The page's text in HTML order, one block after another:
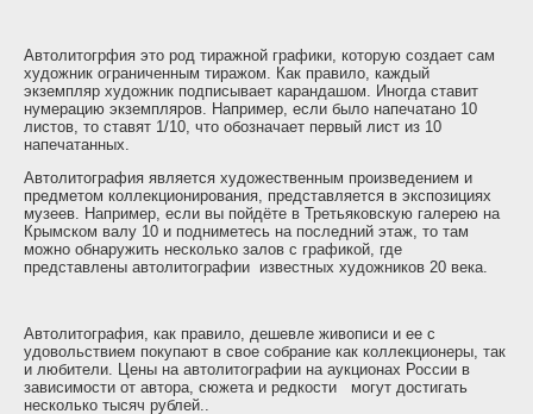
Автолитогрфия это род тиражной графики, которую создает сам
художник ограниченным тиражом. Как правило, каждый
экземпляр художник подписывает карандашом. Иногда ставит
нумерацию экземпляров. Например, если было напечатано 10
листов, то ставят 1/10, что обозначает первый лист из 10
напечатанных.
Автолитография является художественным произведением и
предметом коллекционирования, представляется в экспозициях
музеев. Например, если вы пойдёте в Третьяковскую галерею на
Крымском валу 10 и подниметесь на последний этаж, то там
можно обнаружить несколько залов с графикой, где
представлены автолитографии известных художников 20 века.
Автолитография, как правило, дешевле живописи и ее с
удовольствием покупают в свое собрание как коллекционеры, так
и любители. Цены на автолитографии на аукционах России в
зависимости от автора, сюжета и редкости могут достигать
несколько тысяч рублей..